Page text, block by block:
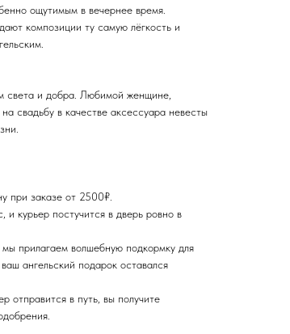
ощутимым в вечернее время.
композиции ту самую лёгкость и
света и добра. Любимой женщине,
свадьбу в качестве аксессуара невесты
при заказе от 2500₽.
и курьер постучится в дверь ровно в
прилагаем волшебную подкормку для
ангельский подарок оставался
отправится в путь, вы получите